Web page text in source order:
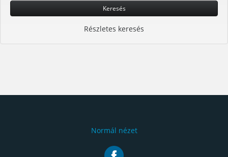
Keresés
Részletes keresés
Normál nézet